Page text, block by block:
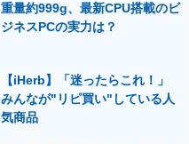
建設×テクノロジーの最前線
重量約999g、最新CPU搭載のビ
ジネスPCの実力は？
【iHerb】「迷ったらこれ！」
みんなが"リピ買い"している人
気商品